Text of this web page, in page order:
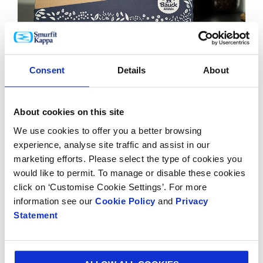
Consent Details About
About cookies on this site
We use cookies to offer you a better browsing
experience, analyse site traffic and assist in our
marketing efforts. Please select the type of cookies you
would like to permit. To manage or disable these cookies
click on ‘Customise Cookie Settings’. For more
information see our Cookie Policy and Privacy
Statement
El resultado
Al adaptar el borde inclinado de las bandejas, Bauck
ahorra ahora casi 130.000 metros cuadrados de
residuos de envases, lo que equivale a una reducción
de 21 toneladas de CO2 al año. No sólo esto, sino que
Bauck también está reduciendo las emisiones
adicionales de CO2 por kilómetro mediante la
adaptación del tipo de onda en las tapas de las
Bauck puede apilar oficialmente un 14% más de